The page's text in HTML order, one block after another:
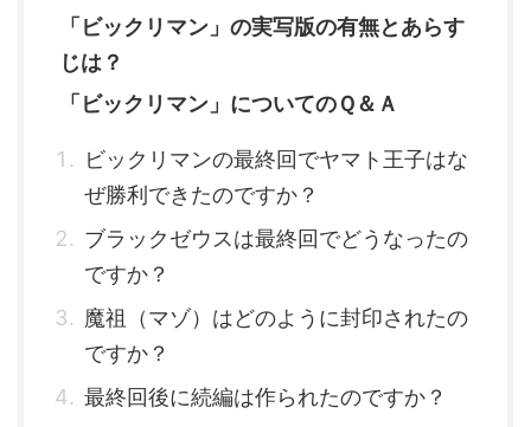
「ビックリマン」の実写版の有無とあらす
じは？
「ビックリマン」についてのＱ＆Ａ
ビックリマンの最終回でヤマト王子はな
ぜ勝利できたのですか？
ブラックゼウスは最終回でどうなったの
ですか？
魔祖（マゾ）はどのように封印されたの
ですか？
最終回後に続編は作られたのですか？